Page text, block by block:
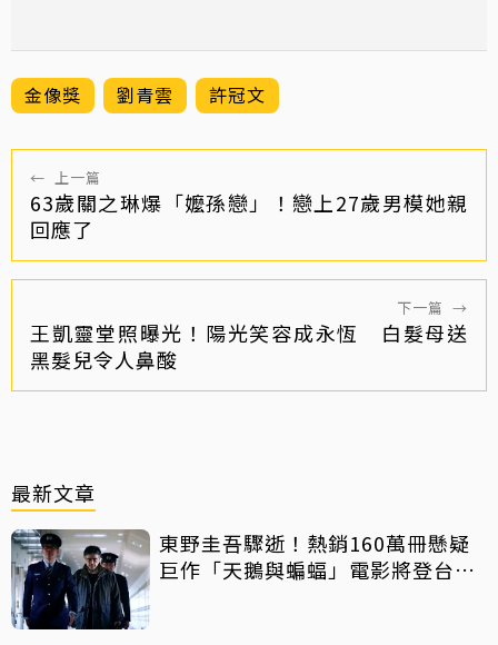
金像獎 劉青雲 許冠文
← 上一篇
63歲關之琳爆「嬤孫戀」！戀上27歲男模她親
回應了
下一篇 →
王凱靈堂照曝光！陽光笑容成永恆 白髮母送
黑髮兒令人鼻酸
最新文章
東野圭吾驟逝！熱銷160萬冊懸疑
巨作「天鵝與蝙蝠」電影將登台上